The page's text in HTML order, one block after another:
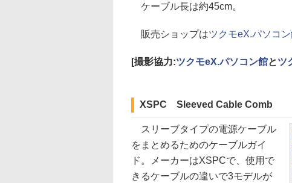
ケーブル長は約45cm。
販売ショップはツクモeX.パソコ
[撮影協力:ツクモeX.パソコン館とツ
XSPC Sleeved Cable Comb
スリーブタイプの電源ケーブル
をまとめるためのケーブルガイ
ド。メーカーはXSPCで、使用で
きるケーブルの違いで3モデルが